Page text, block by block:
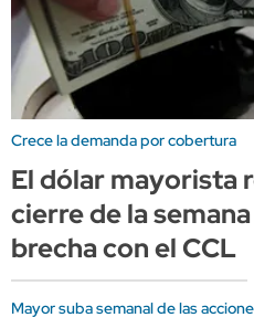
Crece la demanda por cobertura
El dólar mayorista
cierre de la
brecha con el CCL
Mayor suba semanal de las